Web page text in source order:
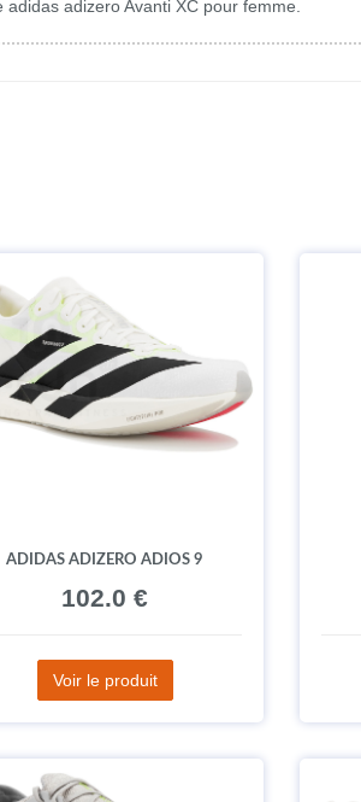
adizero Avanti XC pour femme.
ADIDAS ADIZERO ADIOS 9
102.0 €
Voir le produit